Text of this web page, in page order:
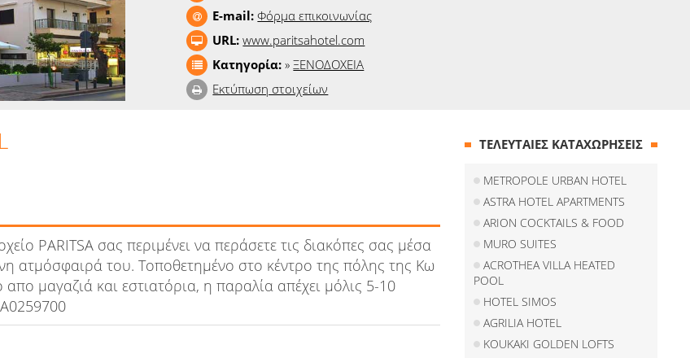
E-mail:Φόρμα επικοινωνίας
URL:www.paritsahotel.com
Κατηγορία:»ΞΕΝΟΔΟΧΕΙΑ
Εκτύπωση στοιχείων
PARITSA σας περιμένει να περάσετε τις διακόπες σας μέσα
ατμόσφαιρά του. Τοποθετημένο στο κέντρο της πόλης της Κω
απο μαγαζιά και εστιατόρια, η παραλία απέχει μόλις 5-10
ΤΕΛΕΥΤΑΙΕΣ ΚΑΤΑΧΩΡΗΣΕΙΣ
METROPOLE URBAN HOTEL
ASTRA HOTEL APARTMENTS
ARION COCKTAILS & FOOD
MURO SUITES
ACROTHEA VILLA HEATED
POOL
HOTEL SIMOS
AGRILIA HOTEL
KOUKAKI GOLDEN LOFTS